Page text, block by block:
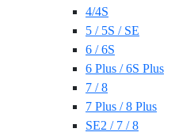
4/4S
5 / 5S / SE
6 / 6S
6 Plus / 6S Plus
7 / 8
7 Plus / 8 Plus
SE2 / 7 / 8